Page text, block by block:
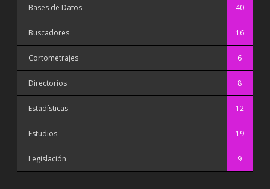
Bases de Datos 40
Buscadores 16
Cortometrajes 6
Directorios 8
Estadísticas 12
Estudios 19
Legislación 9